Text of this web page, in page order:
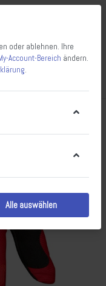
oder ablehnen. Ihre
Account-Bereich ändern.
.
Alle auswählen